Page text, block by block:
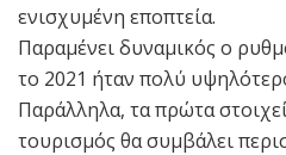
ενισχυμένη εποπτεία.
Παραμένει δυναμικός ο
το 2021 ήταν πολύ
Παράλληλα, τα πρώτα
τουρισμός θα συμβάλει